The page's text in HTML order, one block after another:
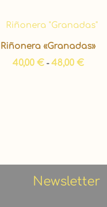
Riñonera «Granadas»
40,00 € - 48,00 €
Rango
desde
40,00 €
Newsletter